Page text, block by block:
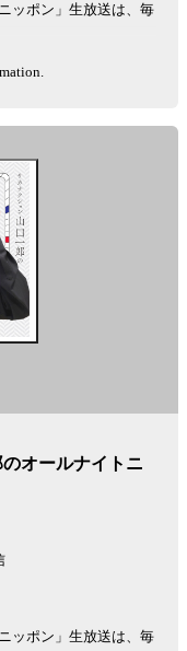
ッポン」生放送は、毎
オールナイトニ
ッポン」生放送は、毎